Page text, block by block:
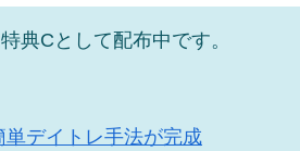
典Cとして配布中です。
デイトレ手法が完成